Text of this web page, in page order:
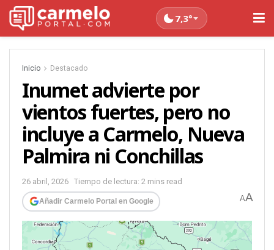
7,3°
Inicio Destacado
Inumet advierte por
vientos fuertes, pero no
incluye a Carmelo, Nueva
Palmira ni Conchillas
26 abril, 2026 Tiempo de lectura: 2 mins read
Añadir Carmelo Portal en Google AA